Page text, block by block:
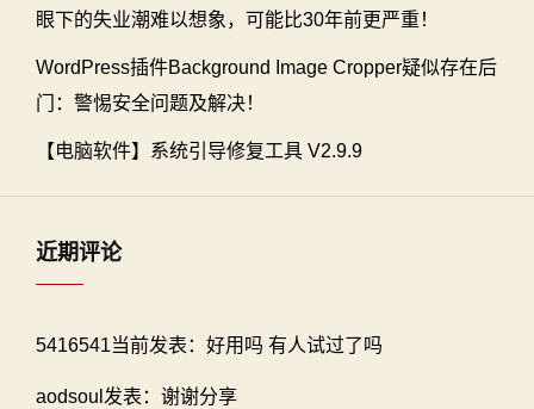
眼下的失业潮难以想象，可能比30年前更严重！
WordPress插件Background Image Cropper疑似存在后
门：警惕安全问题及解决！
【电脑软件】系统引导修复工具 V2.9.9
近期评论
5416541当前发表：好用吗 有人试过了吗
aodsoul发表：谢谢分享